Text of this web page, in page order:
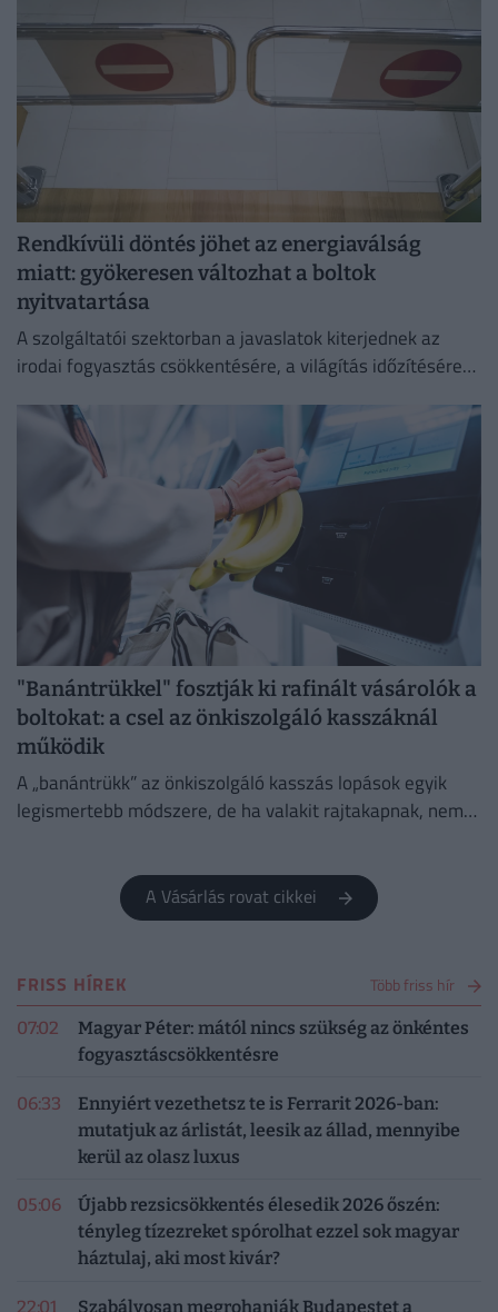
Rendkívüli döntés jöhet az energiaválság
miatt: gyökeresen változhat a boltok
nyitvatartása
A szolgáltatói szektorban a javaslatok kiterjednek az
irodai fogyasztás csökkentésére, a világítás időzítésére
"Banántrükkel" fosztják ki rafinált vásárolók a
boltokat: a csel az önkiszolgáló kasszáknál
működik
A „banántrükk” az önkiszolgáló kasszás lopások egyik
legismertebb módszere, de ha valakit rajtakapnak, nem
A Vásárlás rovat cikkei
FRISS HÍREK Több friss hír
07:02
Magyar Péter: mától nincs szükség az önkéntes
fogyasztáscsökkentésre
06:33
Ennyiért vezethetsz te is Ferrarit 2026-ban:
mutatjuk az árlistát, leesik az állad, mennyibe
kerül az olasz luxus
05:06
Újabb rezsicsökkentés élesedik 2026 őszén:
tényleg tízezreket spórolhat ezzel sok magyar
háztulaj, aki most kivár?
22:01 Szabályosan megrohanják Budapestet a